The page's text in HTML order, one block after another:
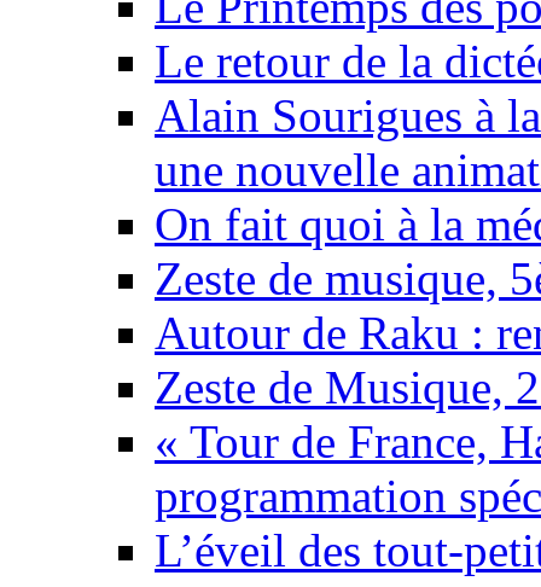
Le retour de la
Alain Sourigues à
une nouvelle
On fait quoi à la
Zeste de musique,
Autour de Raku :
Zeste de Musique,
« Tour de France,
programmation
L’éveil des tout-